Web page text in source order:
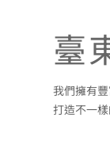
臺
我們擁有
打造不一